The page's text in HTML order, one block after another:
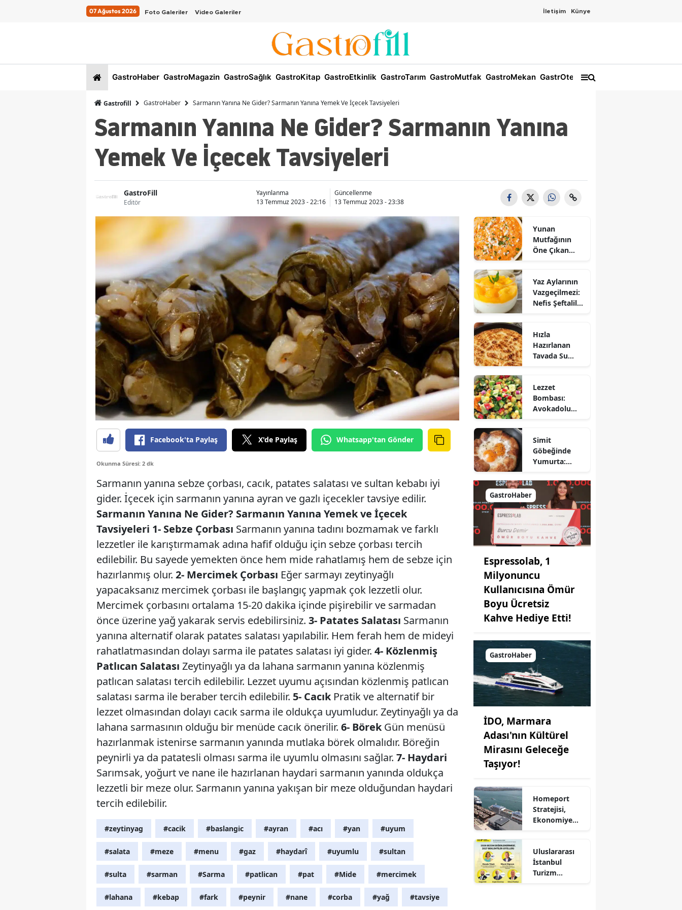
07 Ağustos 2026 Foto Galeriler Video Galeriler İletişim Künye
GastroHaber GastroMagazin GastroSağlık GastroKitap GastroEtkinlik GastroTarım GastroMutfak GastroMekan GastrOtel
Gastrofill GastroHaber Sarmanın Yanına Ne Gider? Sarmanın Yanına Yemek Ve İçecek Tavsiyeleri
Sarmanın Yanına Ne Gider? Sarmanın Yanına
Yemek Ve İçecek Tavsiyeleri
GastroFill
Editör
Yayınlanma
13 Temmuz 2023 - 22:16
Güncellenme
13 Temmuz 2023 - 23:38
Facebook'ta Paylaş X'de Paylaş Whatsapp'tan Gönder
Okunma Süresi: 2 dk
Sarmanın yanına sebze çorbası, cacık, patates salatası ve sultan kebabı iyi
gider. İçecek için sarmanın yanına ayran ve gazlı içecekler tavsiye edilir.
Sarmanın Yanına Ne Gider? Sarmanın Yanına Yemek ve İçecek
Tavsiyeleri 1- Sebze Çorbası Sarmanın yanına tadını bozmamak ve farklı
lezzetler ile karıştırmamak adına hafif olduğu için sebze çorbası tercih
edilebilir. Bu sayede yemekten önce hem mide rahatlamış hem de sebze için
hazırlanmış olur. 2- Mercimek Çorbası Eğer sarmayı zeytinyağlı
yapacaksanız mercimek çorbası ile başlangıç yapmak çok lezzetli olur.
Mercimek çorbasını ortalama 15-20 dakika içinde pişirebilir ve sarmadan
önce üzerine yağ yakarak servis edebilirsiniz. 3- Patates Salatası Sarmanın
yanına alternatif olarak patates salatası yapılabilir. Hem ferah hem de mideyi
rahatlatmasından dolayı sarma ile patates salatası iyi gider. 4- Közlenmiş
Patlıcan Salatası Zeytinyağlı ya da lahana sarmanın yanına közlenmiş
patlıcan salatası tercih edilebilir. Lezzet uyumu açısından közlenmiş patlıcan
salatası sarma ile beraber tercih edilebilir. 5- CacıkPratik ve alternatif bir
lezzet olmasından dolayı cacık sarma ile oldukça uyumludur. Zeytinyağlı ya da
lahana sarmasının olduğu bir menüde cacık önerilir. 6- BörekGün menüsü
hazırlanmak istenirse sarmanın yanında mutlaka börek olmalıdır. Böreğin
peynirli ya da patatesli olması sarma ile uyumlu olmasını sağlar. 7- Haydari
Sarımsak, yoğurt ve nane ile hazırlanan haydari sarmanın yanında oldukça
lezzetli bir meze olur. Sarmanın yanına yakışan bir meze olduğundan haydari
tercih edilebilir.
#zeytinyag #cacik #baslangic #ayran #acı #yan #uyum
#salata #meze #menu #gaz #haydarî #uyumlu #sultan
#sulta #sarman #Sarma #patlican #pat #Mide #mercimek
#lahana #kebap #fark #peynir #nane #corba #yağ #tavsiye
Yunan
Mutfağının
Öne Çıkan
Nasıl Yapılır?
Yaz Aylarının
Vazgeçilmezi:
Nefis Şeftalili
Hızla
Hazırlanan
Tavada Su
Sofralarınıza
Lezzet Katın!
Lezzet
Bombası:
Avokadolu
Simit
Göbeğinde
Yumurta:
Farklı Bir
Kahvaltı
Seçeneği
GastroHaber
Espressolab, 1
Milyonuncu
Kullanıcısına Ömür
Boyu Ücretsiz
Kahve Hediye Etti!
GastroHaber
İDO, Marmara
Adası'nın Kültürel
Mirasını Geleceğe
Taşıyor!
Homeport
Stratejisi,
Ekonomiye
Sağlıyor!
Uluslararası
İstanbul
Turizm